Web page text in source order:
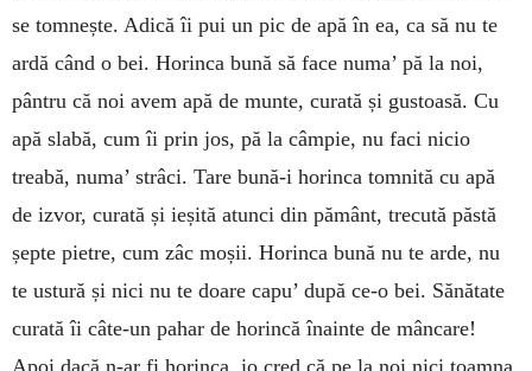
se tomnește. Adică îi pui un pic de apă în ea, ca să nu te
ardă când o bei. Horinca bună să face numa’ pă la noi,
pântru că noi avem apă de munte, curată și gustoasă. Cu
apă slabă, cum îi prin jos, pă la câmpie, nu faci nicio
treabă, numa’ strâci. Tare bună-i horinca tomnită cu apă
de izvor, curată și ieșită atunci din pământ, trecută păstă
șepte pietre, cum zâc moșii. Horinca bună nu te arde, nu
te ustură și nici nu te doare capu’ după ce-o bei. Sănătate
curată îi câte-un pahar de horincă înainte de mâncare!
Apoi dacă n-ar fi horinca, io cred că pe la noi nici toamna